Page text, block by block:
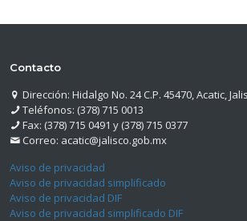
Contacto
Dirección: Hidalgo No. 24 C.P. 45470, Acatic,
Teléfonos: (378) 715 0013
Fax: (378) 715 0491 y (378) 715 0377
Correo: acatic@jalisco.gob.mx
Aviso de privacidad
Aviso de privacidad simplificado
Aviso de privacidad DIF
Aviso de privacidad simplificado DIF